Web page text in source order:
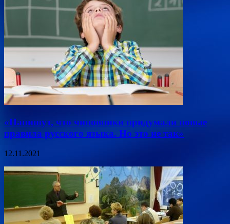
«Напишут, что чиновники придумали новые
правила русского языка. Но это не так»
12.11.2021